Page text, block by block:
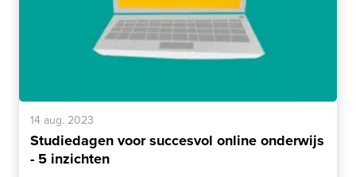
14 aug. 2023
Studiedagen voor succesvol online onderwijs
- 5 inzichten